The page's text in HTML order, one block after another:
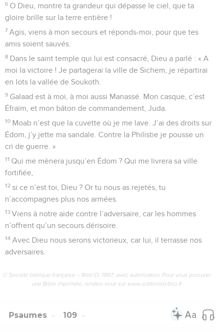
6 O Dieu, montre ta grandeur qui dépasse le ciel, que ta
gloire brille sur la terre entière !
7 Agis, viens à mon secours et réponds-moi, pour que tes
amis soient sauvés.
8 Dans le saint temple qui lui est consacré, Dieu a parlé : « A
moi la victoire ! Je partagerai la ville de Sichem, je répartirai
en lots la vallée de Soukoth.
9 Galaad est à moi, à moi aussi Manassé. Mon casque, c’est
Éfraïm, et mon bâton de commandement, Juda.
10 Moab n’est que la cuvette où je me lave. J’ai des droits sur
Édom, j’y jette ma sandale. Contre la Philistie je pousse un
cri de guerre. »
11 Qui me mènera jusqu’en Édom ? Qui me livrera sa ville
fortifiée,
12 si ce n’est toi, Dieu ? Or tu nous as rejetés, tu
n’accompagnes plus nos armées.
13 Viens à notre aide contre l’adversaire, car les hommes
n’offrent qu’un secours dérisoire.
14 Avec Dieu nous serons victorieux, car lui, il terrasse nos
adversaires.
© Société biblique française – Bibli’O, 1997, avec autorisation. Pour vous procurer
une Bible imprimée, rendez-vous sur www.editionsbiblio.fr
Psaumes 109